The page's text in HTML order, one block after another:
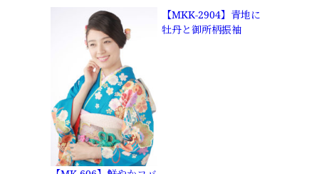
【MKK-2904】青地に
牡丹と御所柄振袖